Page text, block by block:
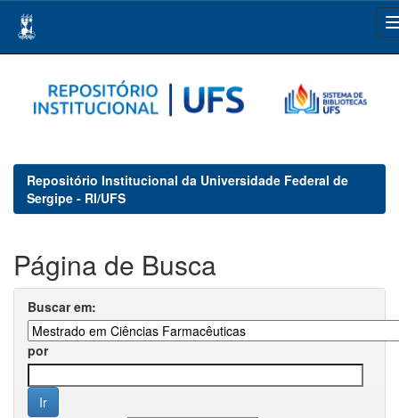
navigation
Repositório Institucional da Universidade Federal de
Sergipe - RI/UFS
Página de Busca
Buscar em:
por